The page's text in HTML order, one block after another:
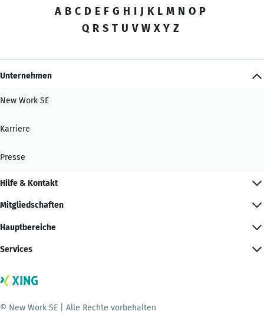
A B C D E F G H I J K L M N O P
Q R S T U V W X Y Z
Unternehmen
New Work SE
Karriere
Presse
Hilfe & Kontakt
Mitgliedschaften
Hauptbereiche
Services
© New Work SE | Alle Rechte vorbehalten